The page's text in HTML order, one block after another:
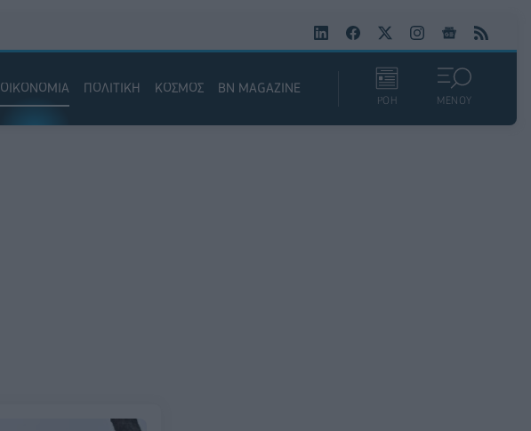
ΟΙΚΟΝΟΜΙΑ ΠΟΛΙΤΙΚΗ ΚΟΣΜΟΣ BN MAGAZINE
ΡΟΗ ΜΕΝΟΥ